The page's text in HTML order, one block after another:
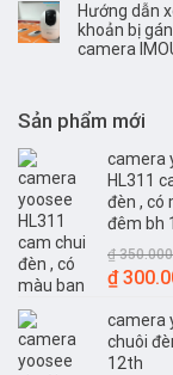
Hướng dẫn
khoản bị
camera
Sản phẩm mới
camera
HL311
đèn , có
đêm bh
₫350.000
Giá
là:
₫
₫
camera
chuôi
12th